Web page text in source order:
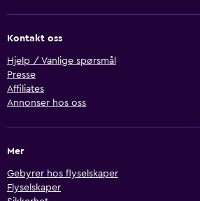
Kontakt oss
Hjelp / Vanlige spørsmål
Presse
Affiliates
Annonser hos oss
Mer
Gebyrer hos flyselskaper
Flyselskaper